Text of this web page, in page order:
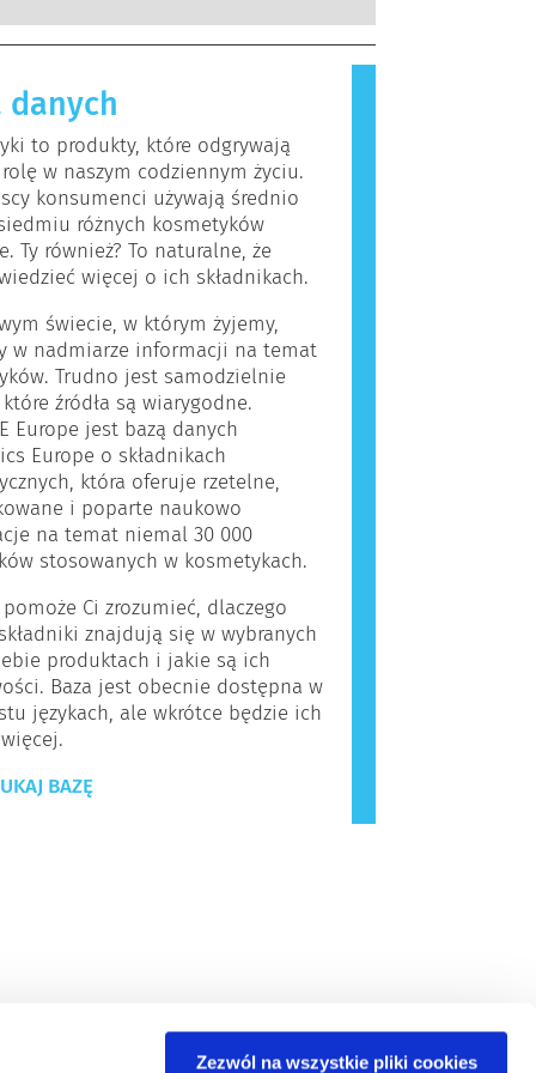
Zezwól na wszystkie pliki cookies
firmy są prawnie
obejmują wszystkie potencjalne
w tym potencjalne zaburzenia
układu hormonalnego.
które dla większości ludzi są
Substancja, która powoduje
nazywana jest alergenem.
i produkty do pielęgnacji ciała
składniki, które dla niektórych
okazać się alergizujące. Nie
jednak, że produkt nie jest
dla innych.
danych
to produkty, które odgrywają
w naszym codziennym życiu.
konsumenci używają średnio
różnych kosmetyków
Ty również? To naturalne, że
więcej o ich składnikach.
świecie, w którym żyjemy,
w nadmiarze informacji na temat
Trudno jest samodzielnie
źródła są wiarygodne.
Europe jest bazą danych
Europe o składnikach
która oferuje rzetelne,
i poparte naukowo
na temat niemal 30 000
stosowanych w kosmetykach.
pomoże Ci zrozumieć, dlaczego
znajdują się w wybranych
produktach i jakie są ich
Baza jest obecnie dostępna w
językach, ale wkrótce będzie ich
BAZĘ